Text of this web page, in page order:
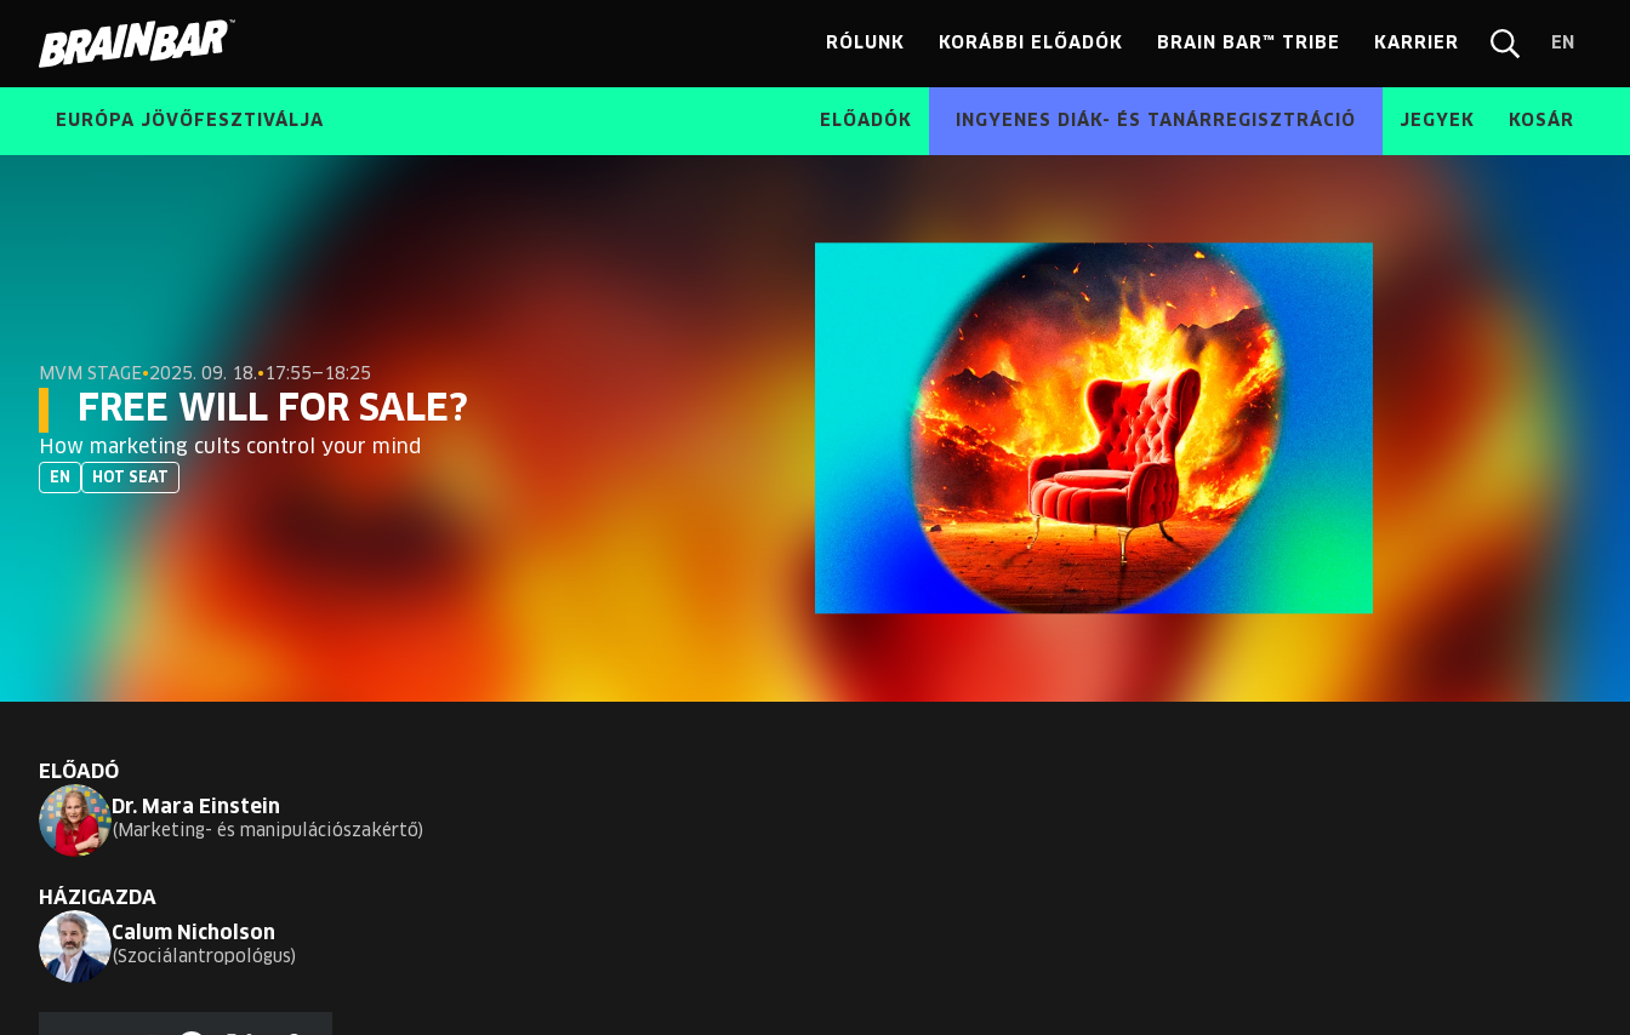
Bar
RÓLUNK KORÁBBI ELŐADÓK BRAIN BAR™ TRIBE KARRIER EN
EN
EURÓPA JÖVŐFESZTIVÁLJA ELŐADÓK INGYENES DIÁK- ÉS TANÁRREGISZTRÁCIÓ JEGYEK KOSÁR
MVM STAGE•2025. 09. 18.• 17:55—18:25
FREE WILL FOR SALE?
How marketing cults control your mind
EN HOT SEAT
ELŐADÓ
Dr. Mara Einstein
Marketing- és manipulációszakértő
HÁZIGAZDA
Calum Nicholson
Szociálantropológus